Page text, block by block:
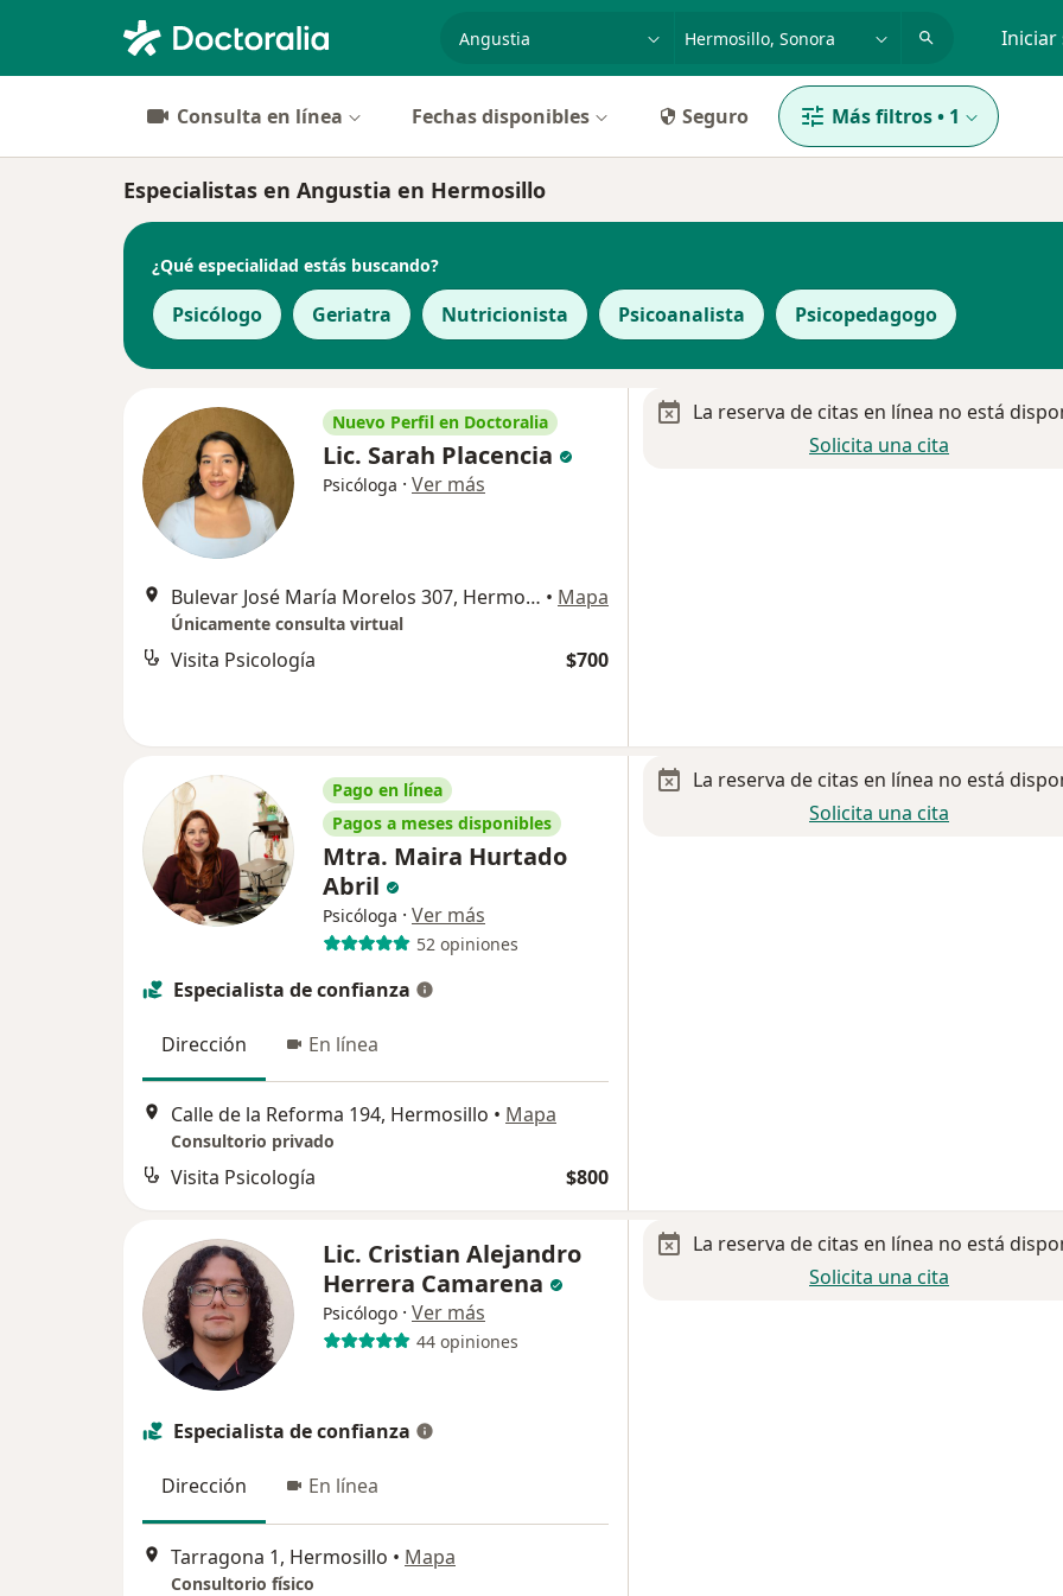
Iniciar
Consulta en línea Fechas disponibles Seguro Más filtros• 1
Especialistas en Angustia en Hermosillo
¿Qué especialidad estás buscando?
Psicólogo Geriatra Nutricionista Psicoanalista Psicopedagogo
Nuevo Perfil en Doctoralia
Lic. Sarah Placencia
Psicóloga · Ver más
Bulevar José María Morelos 307, Hermosillo • Mapa
Únicamente consulta virtual
Visita Psicología $700
La reserva de citas en línea no está
Solicita una cita
Pago en línea
Pagos a meses disponibles
Mtra. Maira Hurtado
Abril
Psicóloga · Ver más
52 opiniones
Especialista de confianza
Dirección En línea
Calle de la Reforma 194, Hermosillo • Mapa
Consultorio privado
Visita Psicología $800
La reserva de citas en línea no está
Solicita una cita
Lic. Cristian Alejandro
Herrera Camarena
Psicólogo · Ver más
44 opiniones
Especialista de confianza
Dirección En línea
Tarragona 1, Hermosillo • Mapa
Consultorio físico
La reserva de citas en línea no está
Solicita una cita